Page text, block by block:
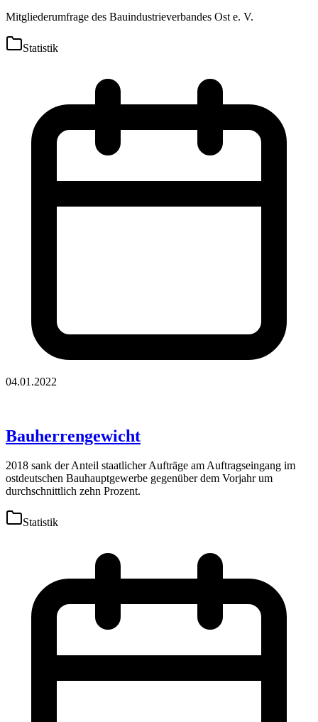
Mitgliederumfrage des Bauindustrieverbandes Ost e. V.
Statistik
04.01.2022
Bauherrengewicht
2018 sank der Anteil staatlicher Aufträge am Auftragseingang im
ostdeutschen Bauhauptgewerbe gegenüber dem Vorjahr um
durchschnittlich zehn Prozent.
Statistik